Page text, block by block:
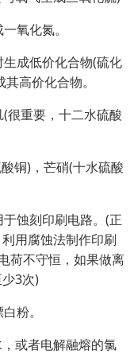
氧化氮。
成低价化合物(硫化
高价化合物。
很重要，十二水硫酸
铜)，芒硝(十水硫酸
蚀刻印刷电路。(正
用腐蚀法制作印刷
荷不守恒，如果做离
3次)
粉。
或者电解融熔的氯